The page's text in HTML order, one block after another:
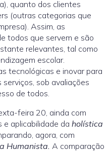
quanto dos clientes
(outras categorias que
Assim, as
todos que servem e são
relevantes, tal como
escolar.
tecnológicas e inovar para
sob avaliações
de todos.
feira 20, ainda com
aplicabilidade da holística
agora, com
Humanista. A comparação